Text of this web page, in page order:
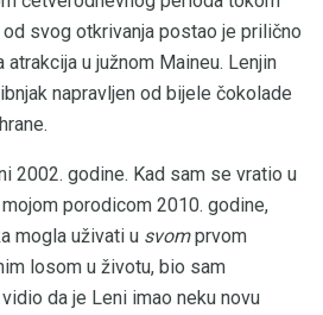
svog otkrivanja postao je prilično
atrakcija u južnom Maineu. Lenjin
napravljen od bijele čokolade
2002. godine. Kad sam se vratio u
porodicom 2010. godine,
mogla uživati ​​u svomprvom
losom u životu, bio sam
da je Leni imao neku novu